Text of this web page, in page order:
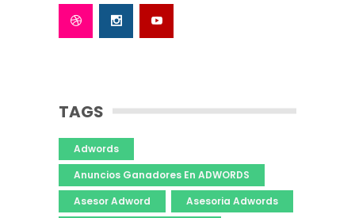
TAGS
Adwords
Anuncios Ganadores En ADWORDS
Asesor Adword
Asesoria Adwords